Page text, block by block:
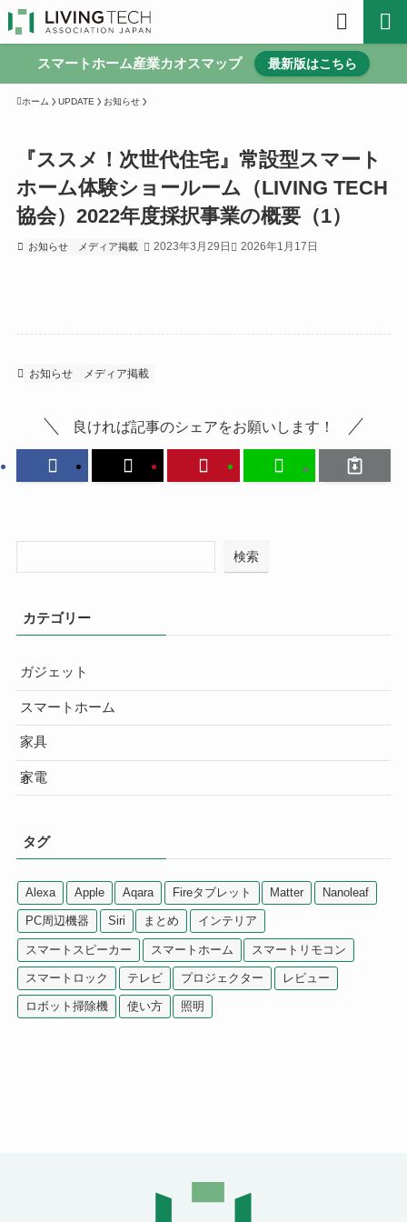
スマートホーム産業カオスマップ 最新版はこちら
ホーム UPDATE お知らせ
『ススメ！次世代住宅』常設型スマート
ホーム体験ショールーム（LIVING TECH
協会）2022年度採択事業の概要（1）
お知らせ メディア掲載 2023年3月29日 2026年1月17日
お知らせ メディア掲載
良ければ記事のシェアをお願いします！
検索
カテゴリー
ガジェット
スマートホーム
家具
家電
タグ
Alexa Apple Aqara Fireタブレット Matter Nanoleaf
PC周辺機器 Siri まとめ インテリア
スマートスピーカー スマートホーム スマートリモコン
スマートロック テレビ プロジェクター レビュー
ロボット掃除機 使い方 照明